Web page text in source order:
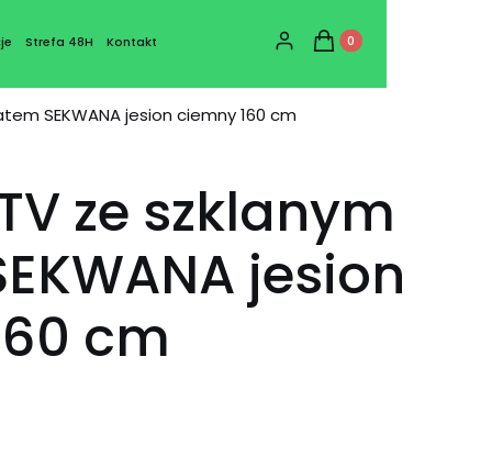
Strefa 48H Kontakt Zaloguj się
Produkty w koszyku:
Koszyk
SEKWANA jesion ciemny 160 cm
ze szklanym
jesion
cm